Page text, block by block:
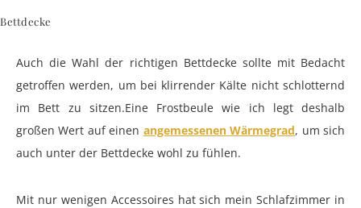
Bettdecke
Auch die Wahl der richtigen Bettdecke sollte mit Bedacht
getroffen werden, um bei klirrender Kälte nicht schlotternd
im Bett zu sitzen.Eine Frostbeule wie ich legt deshalb
großen Wert auf einen angemessenen Wärmegrad, um sich
auch unter der Bettdecke wohl zu fühlen.
Mit nur wenigen Accessoires hat sich mein Schlafzimmer in